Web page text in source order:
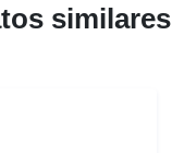
similares